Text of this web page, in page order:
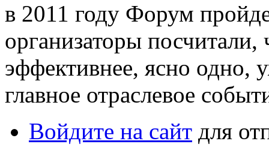
в 2011 году Форум
организаторы посчитали,
эффективнее, ясно одно,
главное отраслевое
Войдите на сайт для